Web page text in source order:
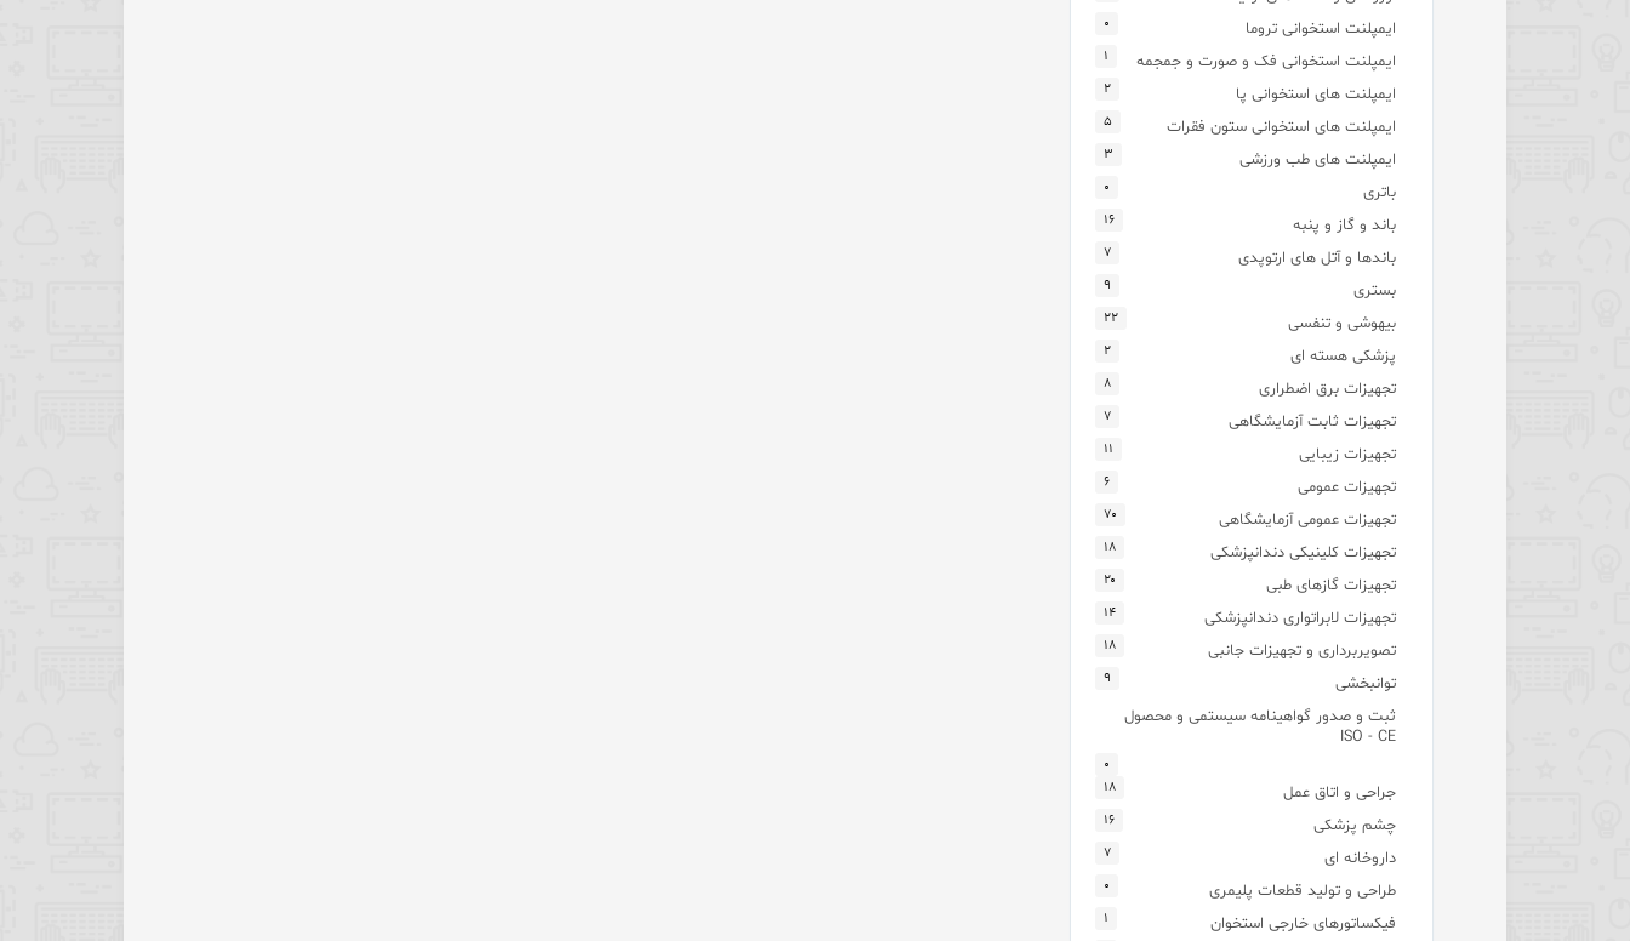
ایمپلنت استخوانی تروما ۰
ایمپلنت استخوانی فک و صورت و جمجمه ۱
ایمپلنت های استخوانی پا ۲
ایمپلنت های استخوانی ستون فقرات ۵
ایمپلنت های طب ورزشی ۳
باتری ۰
باند و گاز و پنبه ۱۶
باندها و آتل های ارتوپدی ۷
بستری ۹
بیهوشی و تنفسی ۲۲
پزشکی هسته ای ۲
تجهیزات برق اضطراری ۸
تجهیزات ثابت آزمایشگاهی ۷
تجهیزات زیبایی ۱۱
تجهیزات عمومی ۶
تجهیزات عمومی آزمایشگاهی ۷۰
تجهیزات کلینیکی دندانپزشکی ۱۸
تجهیزات گازهای طبی ۲۰
تجهیزات لابراتواری دندانپزشکی ۱۴
تصویربرداری و تجهیزات جانبی ۱۸
توانبخشی ۹
ثبت و صدور گواهینامه سیستمی و محصول
ISO - CE
۰
جراحی و اتاق عمل ۱۸
چشم پزشکی ۱۶
داروخانه ای ۷
طراحی و تولید قطعات پلیمری ۰
فیکساتورهای خارجی استخوان ۱